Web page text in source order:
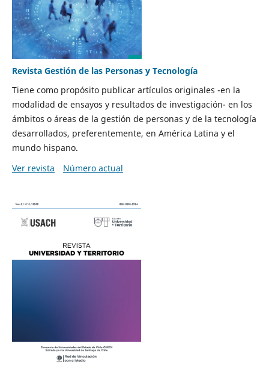
Revista Gestión de las Personas y Tecnología
Tiene como propósito publicar artículos originales -en la
modalidad de ensayos y resultados de investigación- en los
ámbitos o áreas de la gestión de personas y de la tecnología
desarrollados, preferentemente, en América Latina y el
mundo hispano.
Ver revista
Número actual